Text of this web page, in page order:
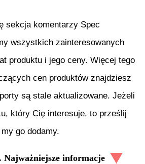
sekcja komentarzy Spec
wszystkich zainteresowanych
produktu i jego ceny. Więcej tego
cen produktów znajdziesz
są stale aktualizowane. Jeżeli
który Cię interesuje, to prześlij
go dodamy.
Najważniejsze informacje